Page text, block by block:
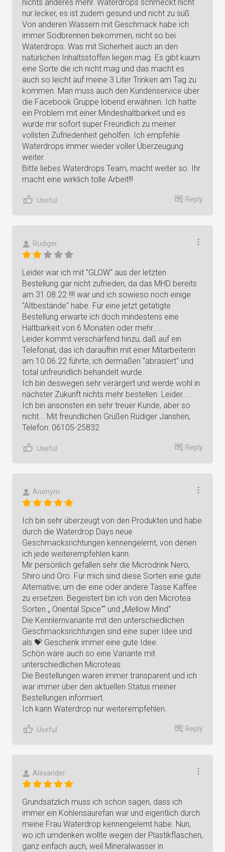
nichts anderes mehr. Waterdrops schmeckt nicht
nur lecker, es ist zudem gesund und nicht zu süß.
Von anderen Wassern mit Geschmack habe ich
immer Sodbrennen bekommen, nicht so bei
Waterdrops. Was mit Sicherheit auch an den
natürlichen Inhaltsstoffen liegen mag. Es gibt kaum
eine Sorte die ich nicht mag und das macht es
auch so leicht auf meine 3 Liter Trinken am Tag zu
kommen. Man muss auch den Kundenservice über
die Facebook Gruppe lobend erwähnen. Ich hatte
ein Problem mit einer Mindeshaltbarkeit und es
wurde mir sofort super Freundlich zu meiner
vollsten Zufriedenheit geholfen. Ich empfehle
Waterdrops immer wieder voller Überzeugung
weiter.
Bitte liebes Waterdrops Team, macht weiter so. Ihr
macht eine wirklich tolle Arbeit!!!
Useful Reply
Rüdiger
Leider war ich mit "GLOW" aus der letzten
Bestellung gar nicht zufrieden, da das MHD bereits
am 31.08.22 !!!! war und ich sowieso noch einige
"Altbestände" habe. Für eine jetzt getätigte
Bestellung erwarte ich doch mindestens eine
Haltbarkeit von 6 Monaten oder mehr.....
Leider kommt verschärfend hinzu, daß auf ein
Telefonat, das ich daraufhin mit einer Mitarbeiterin
am 10.06.22 führte, ich dermaßen "abrasiert" und
total unfreundlich behandelt wurde.
Ich bin deswegen sehr verärgert und werde wohl in
nächster Zukunft nichts mehr bestellen. Leider....
Ich bin ansonsten ein sehr treuer Kunde, aber so
nicht... Mit freundlichen Grüßen Rüdiger Janshen,
Telefon: 06105-25832
Useful Reply
Anonym
Ich bin sehr überzeugt von den Produkten und habe
durch die Waterdrop Days neue
Geschmacksrichtungen kennengelernt, von denen
ich jede weiterempfehlen kann.
Mir persönlich gefallen sehr die Microdrink Nero,
Shiro und Oro. Für mich sind diese Sorten eine gute
Alternative; um die eine oder andere Tasse Kaffee
zu ersetzen. Begeistert bin ich von den Microtea
Sorten „ Oriental Spice““ und „Mellow Mind“
Die Kennlernvariante mit den unterschiedlichen
Geschmacksrichtungen sind eine super Idee und
als 💝 Geschenk immer eine gute Idee.
Schön wäre auch so eine Variante mit
unterschiedlichen Microteas.
Die Bestellungen waren immer transparent und ich
war immer über den aktuellen Status meiner
Bestellungen informiert.
Ich kann Waterdrop nur weiterempfehlen.
Useful Reply
Alexander
Grundsätzlich muss ich schon sagen, dass ich
immer ein Kohlensäurefan war und eigentlich durch
meine Frau Waterdrop kennengelernt habe. Nun,
wo ich umdenken wollte wegen der Plastikflaschen,
ganz einfach auch, weil Mineralwasser in